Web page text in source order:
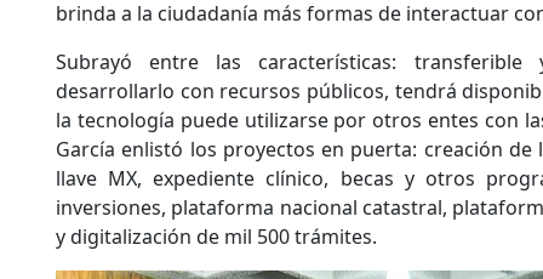
brinda a la ciudadanía más formas de interactuar
Subrayó entre las características:
desarrollarlo con recursos públicos, tendrá
la tecnología puede utilizarse por otros entes con
García enlistó los proyectos en puerta: creación
llave MX, expediente clínico, becas y otros
inversiones, plataforma nacional catastral,
y digitalización de mil 500 trámites.